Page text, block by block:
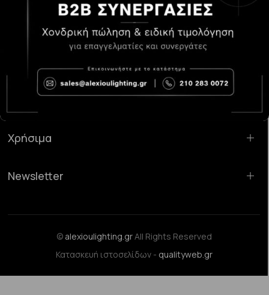
Κατάστημα Χαλάνδρι:Σαρανταπόρου 55, 15232, Χαλάνδρι
sales@alexioulighting.gr
210 283 0072
6983123181
Χρήσιμα
Newsletter
© alexioulighting.grAll Rights Reserved
Κατασκευή ιστοσελίδων - qualityweb.gr